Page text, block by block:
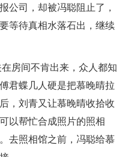
公司，却被冯聪阻止了，
等待真相水落石出，继续
房间不肯出来，众人都知
君蝶几人硬是把慕晚晴拉
，刘青又让慕晚晴收拾收
以帮忙合成照片的照相
去照相馆之前，冯聪给慕